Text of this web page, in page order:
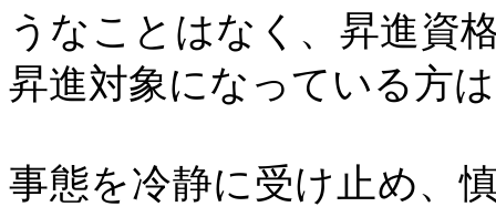
うなことはなく、昇進資
昇進対象になっている方
事態を冷静に受け止め、